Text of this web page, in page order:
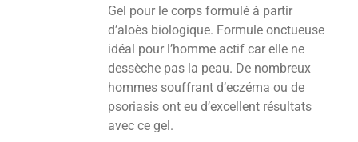
Gel pour le corps formulé à partir
d’aloès biologique. Formule onctueuse
idéal pour l’homme actif car elle ne
dessèche pas la peau. De nombreux
hommes souffrant d’eczéma ou de
psoriasis ont eu d’excellent résultats
avec ce gel.